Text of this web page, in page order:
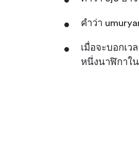
คำว่า
เมื่อจะบอกเ
หนึ่งนาฬิกาใ